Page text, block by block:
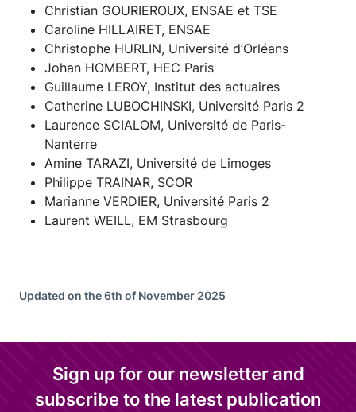
Christian GOURIEROUX, ENSAE et TSE
Caroline HILLAIRET, ENSAE
Christophe HURLIN, Université d’Orléans
Johan HOMBERT, HEC Paris
Guillaume LEROY, Institut des actuaires
Catherine LUBOCHINSKI, Université Paris 2
Laurence SCIALOM, Université de Paris-
Nanterre
Amine TARAZI, Université de Limoges
Philippe TRAINAR, SCOR
Marianne VERDIER, Université Paris 2
Laurent WEILL, EM Strasbourg
Updated on the 6th of November 2025
Sign up for our newsletter and
subscribe to the latest publication